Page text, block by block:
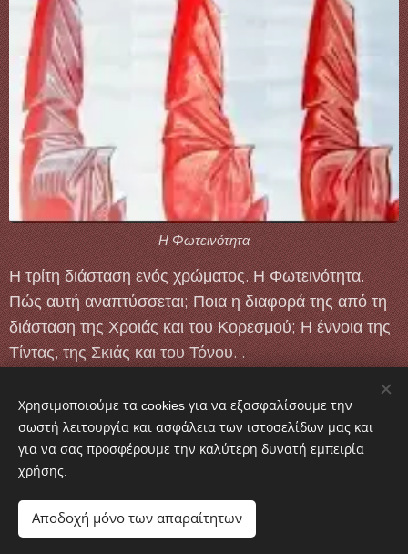
Η Φωτεινότητα
Η τρίτη διάσταση ενός χρώματος. Η Φωτεινότητα.
Πώς αυτή αναπτύσσεται; Ποια η διαφορά της από τη
διάσταση της Χροιάς και του Κορεσμού; Η έννοια της
Τίντας, της Σκιάς και του Τόνου. .
Athina Alexopoulou Pappa-iconographer
Επισκεφθείτε το κανάλι μου στο YouTube
https://bitly.ws/xtcB
Χρησιμοποιούμε τα cookies για να εξασφαλίσουμε την
σωστή λειτουργία και ασφάλεια των ιστοσελίδων μας και
για να σας προσφέρουμε την καλύτερη δυνατή εμπειρία
χρήσης.
Αποδοχή μόνο των απαραίτητων